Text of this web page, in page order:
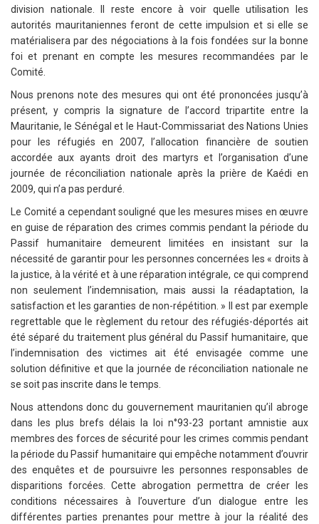
division nationale. Il reste encore à voir quelle utilisation les
autorités mauritaniennes feront de cette impulsion et si elle se
matérialisera par des négociations à la fois fondées sur la bonne
foi et prenant en compte les mesures recommandées par le
Comité.
Nous prenons note des mesures qui ont été prononcées jusqu’à
présent, y compris la signature de l’accord tripartite entre la
Mauritanie, le Sénégal et le Haut-Commissariat des Nations Unies
pour les réfugiés en 2007, l’allocation financière de soutien
accordée aux ayants droit des martyrs et l’organisation d’une
journée de réconciliation nationale après la prière de Kaédi en
2009, qui n’a pas perduré.
Le Comité a cependant souligné que les mesures mises en œuvre
en guise de réparation des crimes commis pendant la période du
Passif humanitaire demeurent limitées en insistant sur la
nécessité de garantir pour les personnes concernées les « droits à
la justice, à la vérité et à une réparation intégrale, ce qui comprend
non seulement l’indemnisation, mais aussi la réadaptation, la
satisfaction et les garanties de non-répétition. » Il est par exemple
regrettable que le règlement du retour des réfugiés-déportés ait
été séparé du traitement plus général du Passif humanitaire, que
l’indemnisation des victimes ait été envisagée comme une
solution définitive et que la journée de réconciliation nationale ne
se soit pas inscrite dans le temps.
Nous attendons donc du gouvernement mauritanien qu’il abroge
dans les plus brefs délais la loi n°93-23 portant amnistie aux
membres des forces de sécurité pour les crimes commis pendant
la période du Passif humanitaire qui empêche notamment d’ouvrir
des enquêtes et de poursuivre les personnes responsables de
disparitions forcées. Cette abrogation permettra de créer les
conditions nécessaires à l’ouverture d’un dialogue entre les
différentes parties prenantes pour mettre à jour la réalité des